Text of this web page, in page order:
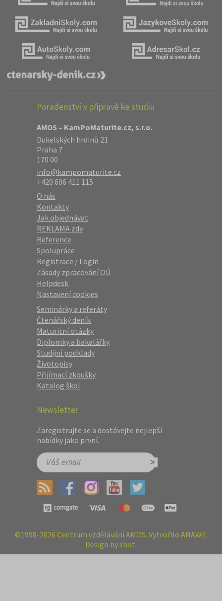
Poradenství v přípravě ke studiu
AMOS – KamPoMaturite.cz, s.r.o.
Dukelských hrdinů 21
Praha 7
170 00
info@kampomaturite.cz
+420 606 411 115
O nás
Kontakty
Jak objednávat
REKLAMA zde
Reference
Spolupráce
Registrace / Login
Zásady zpracování OÚ
Helpdesk
Nastavení cookies
Seminárky a referáty
Čtenářský deník
Maturitní otázky
Diplomky a bakalářky
Studijní podklady
Životopisy
Přijímací zkoušky
Katalog škol
Newsletter
Zaregistrujte se a dostávejte nejlepší
nabídky jako první.
©1998-2026 Centrum vzdělávání AMOS. Vytvořilo ANAWE.
Design by shot.